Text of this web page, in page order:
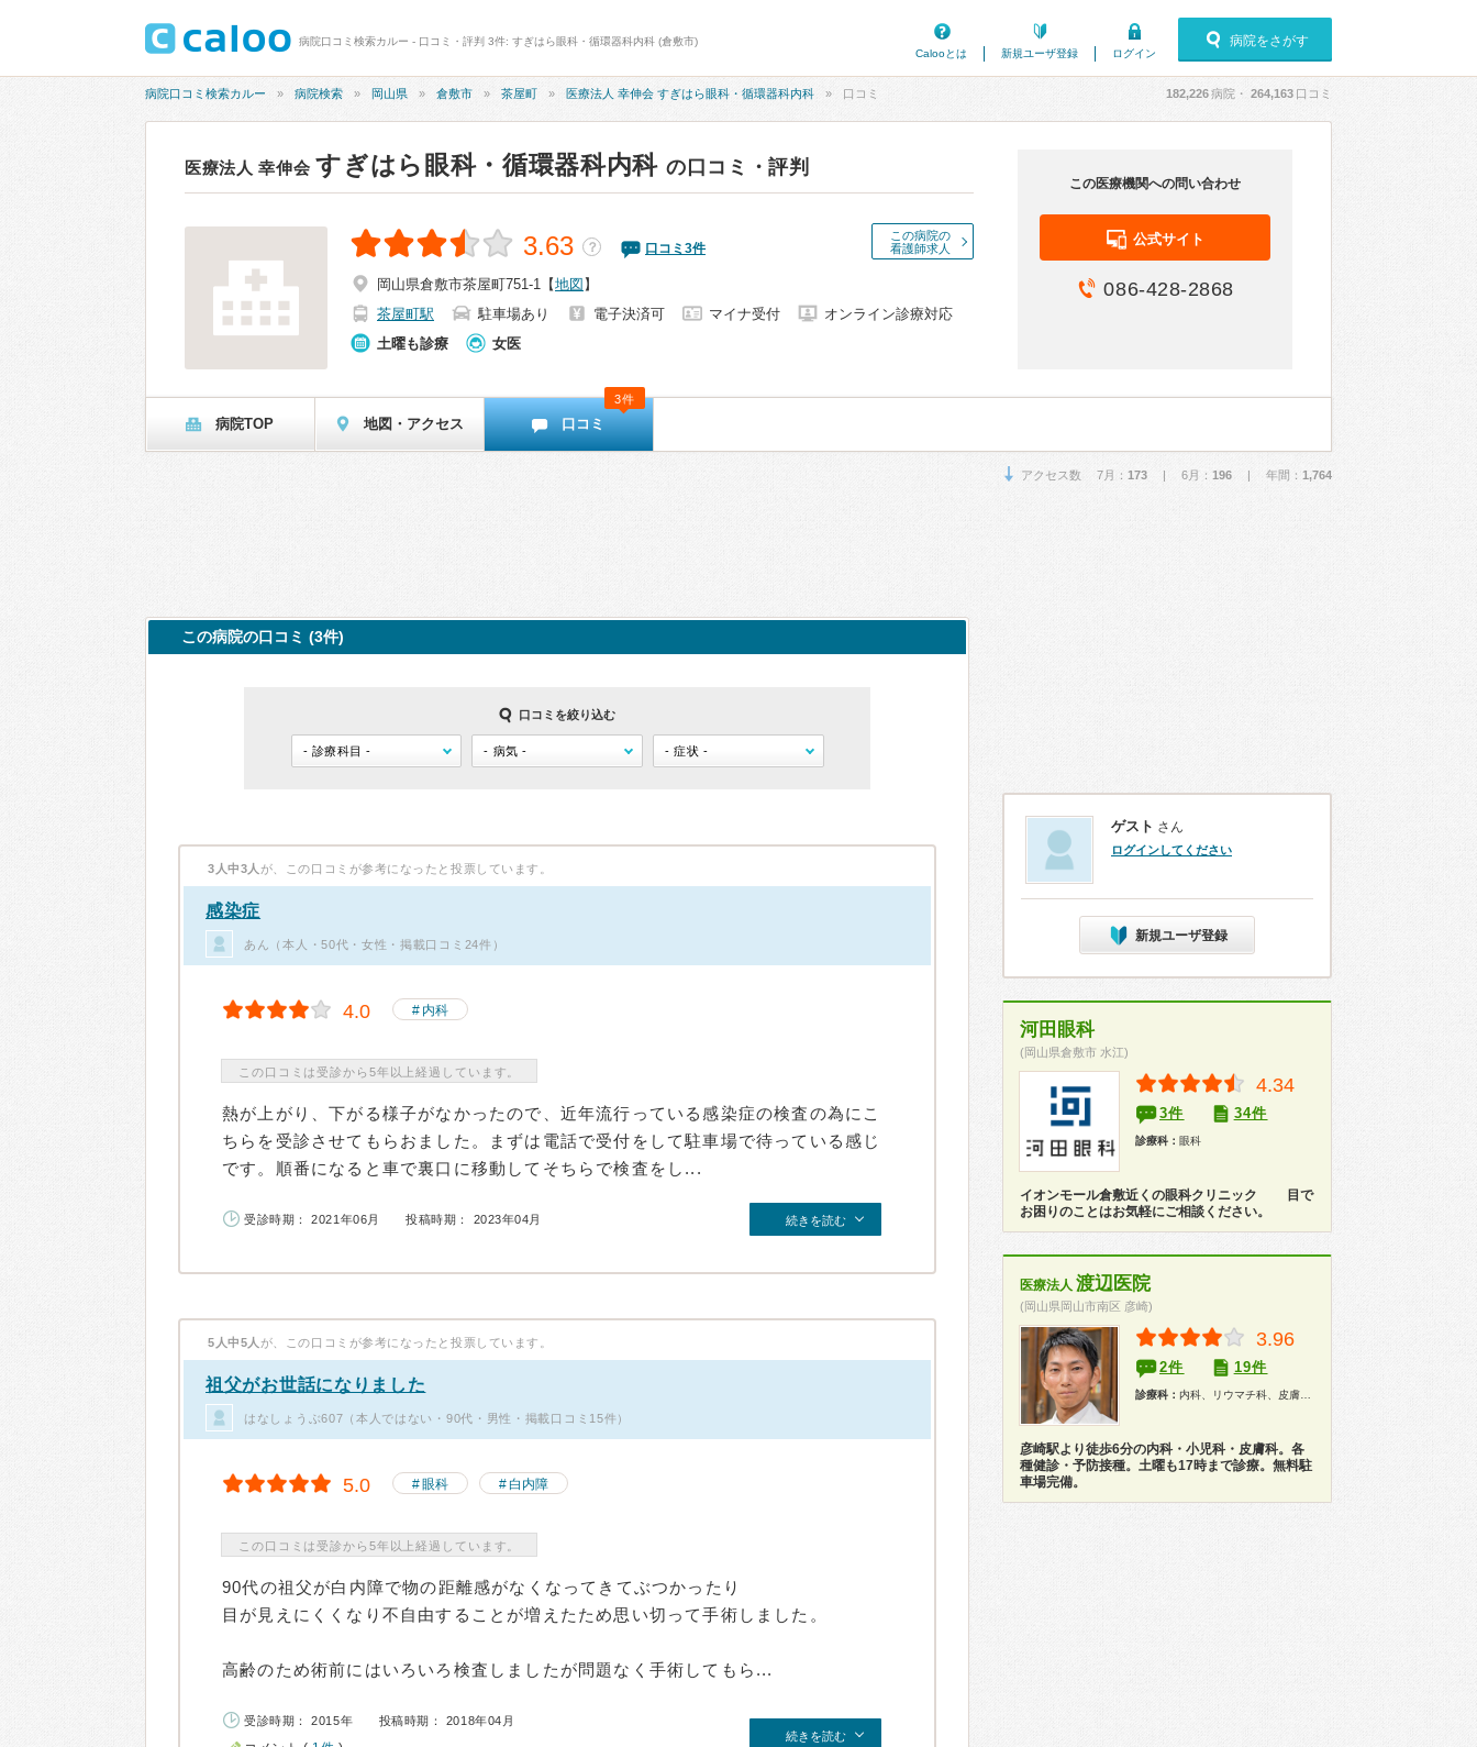
病院口コミ検索カルー - 口コミ・評判 3件: すぎはら眼科・循環器科内科 (倉敷市)
Calooとは
新規ユーザ登録 ログイン
病院をさがす
病院口コミ検索カルー 病院検索 岡山県 倉敷市 茶屋町 医療法人 幸伸会 すぎはら眼科・循環器科内科 口コミ 182,226病院・ 264,163 口コミ
医療法人 幸伸会 すぎはら眼科・循環器科内科 の口コミ・評判
この病院の
看護師求人
3.63 ？ 口コミ 3件
岡山県倉敷市茶屋町751-1 【地図 】
茶屋町駅
駐車場あり 電子決済可 マイナ受付
オンライン診療対応
土曜も診療
女医
この医療機関への問い合わせ
公式サイト
086-428-2868
病院TOP 地図・アクセス 口コミ
3件
アクセス数 7月： 173 | 6月： 196 | 年間： 1,764
この病院の口コミ (3件)
口コミを絞り込む
3人中3人 が、この口コミが参考になったと投票しています。
感染症
あん（本人・50代・女性・掲載口コミ24件）
4.0 内科
この口コミは受診から5年以上経過しています。
熱が上がり、下がる様子がなかったので、近年流行っている感染症の検査の為にこ
ちらを受診させてもらおました。まずは電話で受付をして駐車場で待っている感じ
です。順番になると車で裏口に移動してそちらで検査をし...
受診時期： 2021年06月 投稿時期： 2023年04月 続きを読む
5人中5人 が、この口コミが参考になったと投票しています。
祖父がお世話になりました
はなしょうぶ607（本人ではない・90代・男性・掲載口コミ15件）
5.0 眼科 白内障
この口コミは受診から5年以上経過しています。
90代の祖父が白内障で物の距離感がなくなってきてぶつかったり
目が見えにくくなり不自由することが増えたため思い切って手術しました。
高齢のため術前にはいろいろ検査しましたが問題なく手術してもら...
受診時期： 2015年 投稿時期： 2018年04月
続きを読む
ゲスト さん
ログインしてください
新規ユーザ登録
河田眼科
(岡山県倉敷市 水江)
4.34
3件 34件
診療科： 眼科
イオンモール倉敷近くの眼科クリニック 目で
お困りのことはお気軽にご相談ください。
医療法人 渡辺医院
(岡山県岡山市南区 彦崎)
3.96
2件 19件
診療科： 内科、リウマチ科、皮膚科、小児科、健康診断、在宅医療
彦崎駅より徒歩6分の内科・小児科・皮膚科。各
種健診・予防接種。土曜も17時まで診療。無料駐
車場完備。